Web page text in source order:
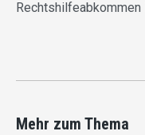
Mehr zum Thema